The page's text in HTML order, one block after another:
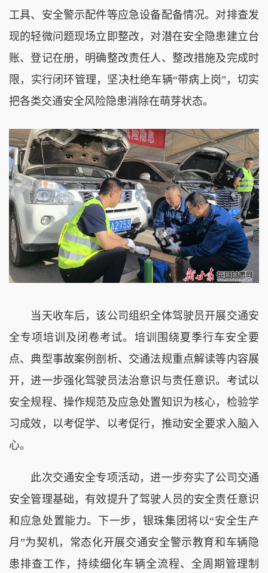
工具、安全警示配件等应急设备配备情况。对排查发
现的轻微问题现场立即整改，对潜在安全隐患建立台
账、登记在册，明确整改责任人、整改措施及完成时
限，实行闭环管理，坚决杜绝车辆“带病上岗”，切实
把各类交通安全风险隐患消除在萌芽状态。
当天收车后，该公司组织全体驾驶员开展交通安
全专项培训及闭卷考试。培训围绕夏季行车安全要
点、典型事故案例剖析、交通法规重点解读等内容展
开，进一步强化驾驶员法治意识与责任意识。考试以
安全规程、操作规范及应急处置知识为核心，检验学
习成效，以考促学、以考促行，推动安全要求入脑入
心。
此次交通安全专项活动，进一步夯实了公司交通
安全管理基础，有效提升了驾驶人员的安全责任意识
和应急处置能力。下一步，银珠集团将以“安全生产
月”为契机，常态化开展交通安全警示教育和车辆隐
患排查工作，持续细化车辆全流程、全周期管理制